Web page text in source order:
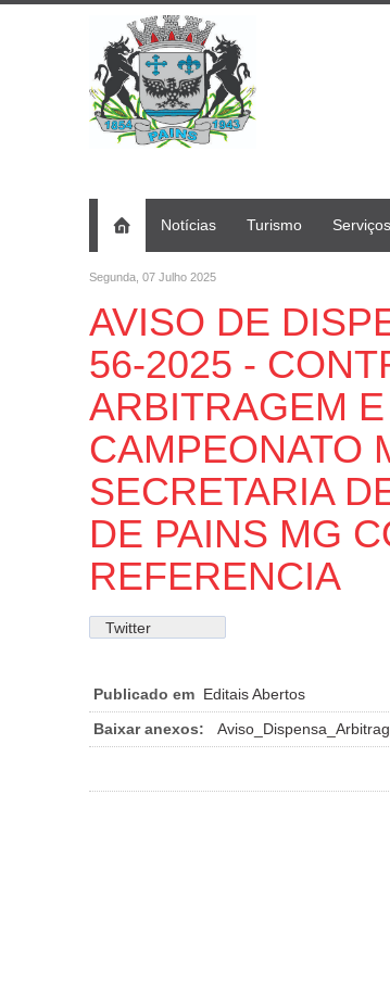
Notícias Turismo Serviços
Segunda, 07 Julho 2025
AVISO DE
56-2025 -
ARBITRAGEM
CAMPEONATO
SECRETARIA
DE PAINS MG
REFERENCIA
Twitter
Publicado em Editais Abertos
Baixar anexos: